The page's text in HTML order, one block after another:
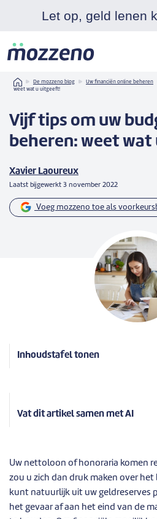
Let op, geld lenen
Home
De mozzeno blog Uw financiën online beheren
weet wat u uitgeeft!
Vijf tips om uw
beheren: weet
Xavier Laoureux
Laatst bijgewerkt 3 november 2022
Voeg mozzeno toe als
Inhoudstafel tonen
Vat dit artikel samen met AI
Uw nettoloon of honoraria komen
zou u zich dan druk maken over het
kunt natuurlijk uit uw geldreserves
het gevaar af aan het eind van de